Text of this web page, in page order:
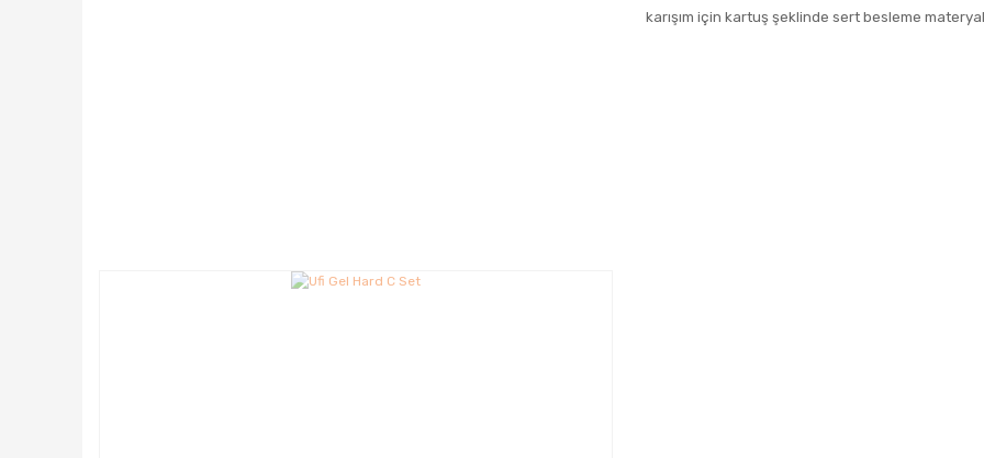
karışım için kartuş şeklinde sert besleme